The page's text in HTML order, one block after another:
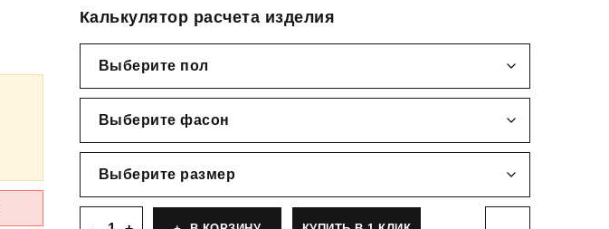
Калькулятор расчета изделия